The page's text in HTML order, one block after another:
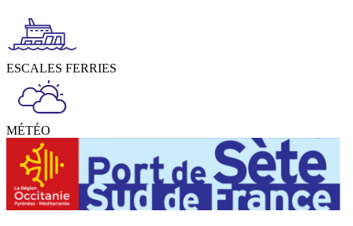
ESCALES FERRIES
MÉTÉO